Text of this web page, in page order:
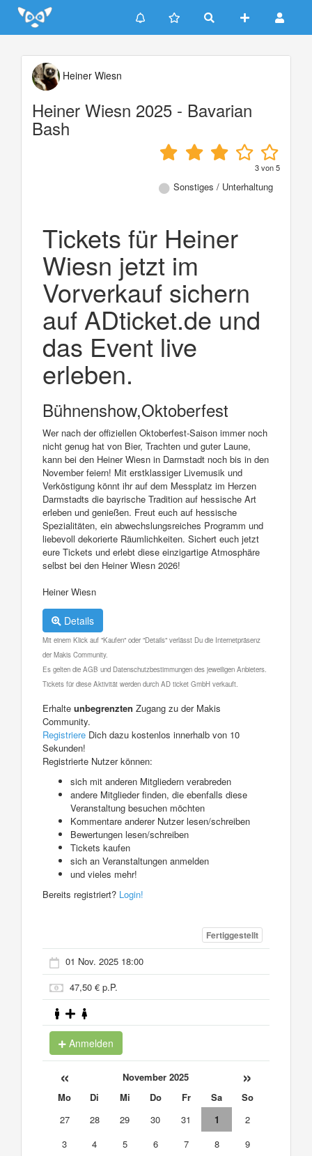
Update cookies preferences
Heiner Wiesn
Heiner Wiesn 2025 - Bavarian
Bash
3von5
Sonstiges / Unterhaltung
Tickets für Heiner
Wiesn jetzt im
Vorverkauf sichern
auf ADticket.de und
das Event live
erleben.
Bühnenshow,Oktoberfest
Wer nach der offiziellen Oktoberfest-Saison immer noch
nicht genug hat von Bier, Trachten und guter Laune,
kann bei den Heiner Wiesn in Darmstadt noch bis in den
November feiern! Mit erstklassiger Livemusik und
Verköstigung könnt ihr auf dem Messplatz im Herzen
Darmstadts die bayrische Tradition auf hessische Art
erleben und genießen. Freut euch auf hessische
Spezialitäten, ein abwechslungsreiches Programm und
liebevoll dekorierte Räumlichkeiten. Sichert euch jetzt
eure Tickets und erlebt diese einzigartige Atmosphäre
selbst bei den Heiner Wiesn 2026!
Heiner Wiesn
Details
Mit einem Klick auf "Kaufen" oder "Details" verlässt Du die Internetpräsenz
der Makis Community.
Es gelten die AGB und Datenschutzbestimmungen des jeweiligen Anbieters.
Tickets für diese Aktivität werden durch AD ticket GmbH verkauft.
Erhalte unbegrenzten Zugang zu der Makis
Community.
Registriere Dich dazu kostenlos innerhalb von 10
Sekunden!
Registrierte Nutzer können:
sich mit anderen Mitgliedern verabreden
andere Mitglieder finden, die ebenfalls diese
Veranstaltung besuchen möchten
Kommentare anderer Nutzer lesen/schreiben
Bewertungen lesen/schreiben
Tickets kaufen
sich an Veranstaltungen anmelden
und vieles mehr!
Bereits registriert? Login!
Fertiggestellt
01 Nov. 2025 18:00
47,50 € p.P.
Anmelden
« November 2025 »
Mo Di Mi Do Fr Sa
So
27
28 29 30 31 1
2
3
4 5 6 7 8
9